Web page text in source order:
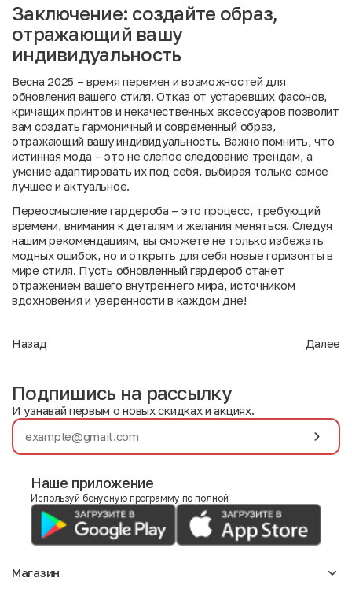
Заключение: создайте образ,
отражающий вашу
индивидуальность
Весна 2025 – время перемен и возможностей для
обновления вашего стиля. Отказ от устаревших фасонов,
кричащих принтов и некачественных аксессуаров позволит
вам создать гармоничный и современный образ,
отражающий вашу индивидуальность. Важно помнить, что
истинная мода – это не слепое следование трендам, а
умение адаптировать их под себя, выбирая только самое
лучшее и актуальное.
Переосмысление гардероба – это процесс, требующий
времени, внимания к деталям и желания меняться. Следуя
нашим рекомендациям, вы сможете не только избежать
модных ошибок, но и открыть для себя новые горизонты в
мире стиля. Пусть обновленный гардероб станет
отражением вашего внутреннего мира, источником
вдохновения и уверенности в каждом дне!
Назад Далее
Подпишись на рассылку
И узнавай первым о новых скидках и акциях.
Наше приложение
Используй бонусную программу по полной!
Магазин